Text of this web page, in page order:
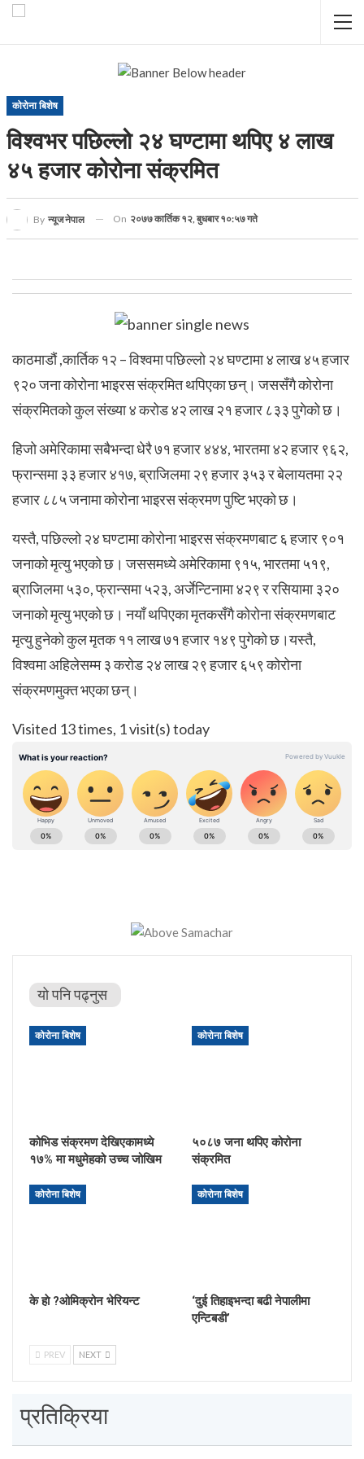
कोरोना बिशेष
विश्वभर पछिल्लो २४ घण्टामा थपिए ४ लाख
४५ हजार कोरोना संक्रमित
By न्यूज नेपाल On २०७७ कार्तिक १२, बुधबार १०:५७ गते
काठमाडौं ,कार्तिक १२ – विश्वमा पछिल्लो २४ घण्टामा ४ लाख ४५ हजार
९२० जना कोरोना भाइरस संक्रमित थपिएका छन्। जससँगै कोरोना
संक्रमितको कुल संख्या ४ करोड ४२ लाख २१ हजार ८३३ पुगेको छ।
हिजो अमेरिकामा सबैभन्दा धेरै ७१ हजार ४४४, भारतमा ४२ हजार ९६२,
फ्रान्समा ३३ हजार ४१७, ब्राजिलमा २९ हजार ३५३ र बेलायतमा २२
हजार ८८५ जनामा कोरोना भाइरस संक्रमण पुष्टि भएको छ।
यस्तै, पछिल्लो २४ घण्टामा कोरोना भाइरस संक्रमणबाट ६ हजार ९०१
जनाको मृत्यु भएको छ। जससमध्ये अमेरिकामा ९१५, भारतमा ५१९,
ब्राजिलमा ५३०, फ्रान्समा ५२३, अर्जेन्टिनामा ४२९ र रसियामा ३२०
जनाको मृत्यु भएको छ। नयाँ थपिएका मृतकसँगै कोरोना संक्रमणबाट
मृत्यु हुनेको कुल मृतक ११ लाख ७१ हजार १४९ पुगेको छ।यस्तै,
विश्वमा अहिलेसम्म ३ करोड २४ लाख २९ हजार ६५९ कोरोना
संक्रमणमुक्त भएका छन्।
Visited 13 times, 1 visit(s) today
यो पनि पढ्नुस
कोरोना बिशेष
कोभिड संक्रमण देखिएकामध्ये
१७% मा मधुमेहको उच्च जोखिम
कोरोना बिशेष
५०८७ जना थपिए कोरोना
संक्रमित
कोरोना बिशेष
के हाे ?ओमिक्रोन भेरियन्ट
कोरोना बिशेष
‘दुई तिहाइभन्दा बढी नेपालीमा
एन्टिबडी’
PREV NEXT
प्रतिक्रिया